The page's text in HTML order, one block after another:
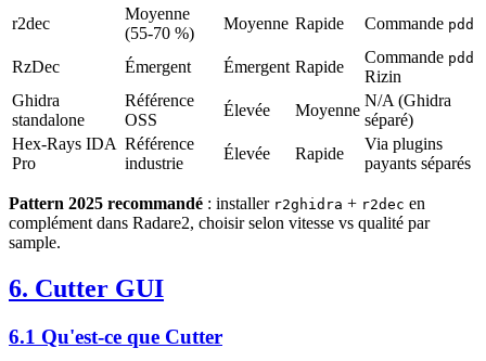
r2dec
Moyenne
(55-70 %)
Moyenne Rapide Commande pdd
RzDec Émergent Émergent Rapide
Commande pdd
Rizin
Ghidra
standalone
Référence
OSS
Élevée Moyenne
N/A (Ghidra
séparé)
Hex-Rays IDA
Pro
Référence
industrie
Élevée Rapide
Via plugins
payants séparés
Pattern 2025 recommandé : installer r2ghidra + r2dec en
complément dans Radare2, choisir selon vitesse vs qualité par
sample.
6. Cutter GUI
6.1 Qu'est-ce que Cutter